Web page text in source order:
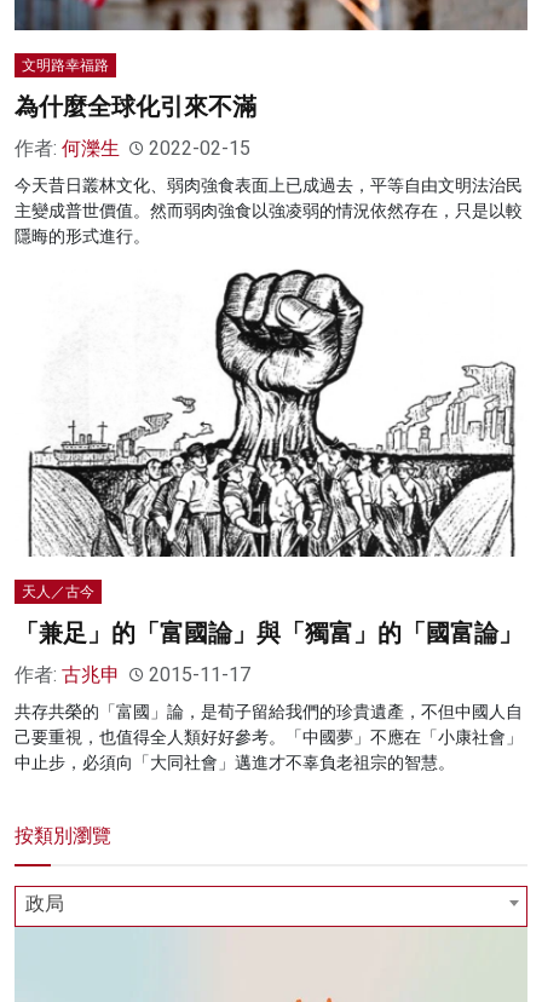
文明路幸福路
為什麼全球化引來不滿
作者: 何濼生 2022-02-15
今天昔日叢林文化、弱肉強食表面上已成過去，平等自由文明法治民
主變成普世價值。然而弱肉強食以強凌弱的情況依然存在，只是以較
隱晦的形式進行。
天人／古今
「兼足」的「富國論」與「獨富」的「國富論」
作者: 古兆申 2015-11-17
共存共榮的「富國」論，是荀子留給我們的珍貴遺產，不但中國人自
己要重視，也值得全人類好好參考。「中國夢」不應在「小康社會」
中止步，必須向「大同社會」邁進才不辜負老祖宗的智慧。
按類別瀏覽
政局